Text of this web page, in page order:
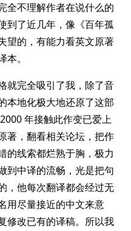
全不理解作者在说什么的
到了近几年，像《百年孤
望的，有能力看英文原著
。
就完全吸引了我，除了音
本地化极大地还原了这部
年接触此作变已爱上
著，翻看相关论坛，把作
的线索都烂熟于胸，极力
到中译的流畅，光是把句
，他每次翻译都会经过无
用尽量接近的中文来意
修改已有的译稿。所以我